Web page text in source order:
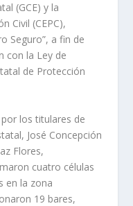
(GCE) y la
Civil (CEPC),
Seguro”, a fin de
con la Ley de
de Protección
los titulares de
José Concepción
Flores,
cuatro células
en la zona
19 bares,